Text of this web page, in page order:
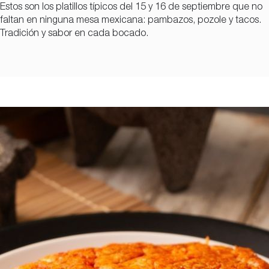
Estos son los platillos típicos del 15 y 16 de septiembre que no
faltan en ninguna mesa mexicana: pambazos, pozole y tacos.
Tradición y sabor en cada bocado.